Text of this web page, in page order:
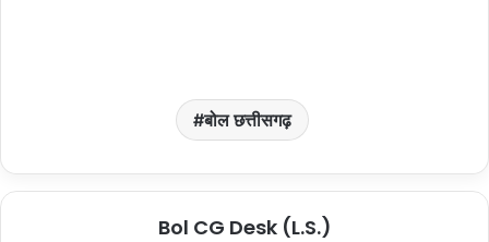
बोल छत्तीसगढ़
Bol CG Desk (L.S.)